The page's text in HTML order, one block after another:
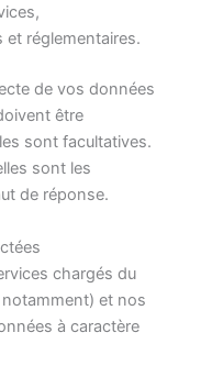
et réglementaires.
de vos données
être
sont facultatives.
sont les
de réponse.
chargés du
et nos
à caractère